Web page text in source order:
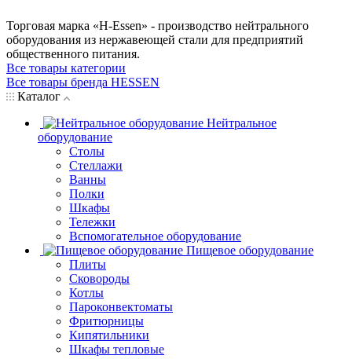
Торговая марка «H-Essen» - производство нейтрального
оборудования из нержавеющей стали для предприятий
общественного питания.
Все товары категории
Все товары бренда HESSEN
Каталог
Нейтральное
оборудование
Столы
Стеллажи
Ванны
Полки
Шкафы
Тележки
Вспомогательное оборудование
Пищевое оборудование
Плиты
Сковороды
Котлы
Пароконвектоматы
Фритюрницы
Кипятильники
Шкафы тепловые